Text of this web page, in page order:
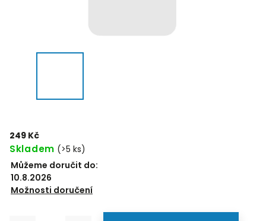
249 Kč
Skladem (>5 ks)
Můžeme doručit do:
10.8.2026
Možnosti doručení